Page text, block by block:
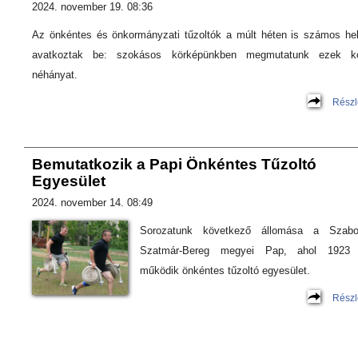
2024. november 19. 08:36
Az önkéntes és önkormányzati tűzoltók a múlt héten is számos
avatkoztak be: szokásos körképünkben megmutatunk ezek
néhányat.
Bemutatkozik a Papi Önkéntes Tűzoltó
Egyesület
2024. november 14. 08:49
Sorozatunk következő állomása a
Szatmár-Bereg megyei Pap, ahol 1923
működik önkéntes tűzoltó egyesület.